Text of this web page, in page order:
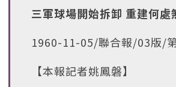
三軍球場開始拆卸 重建何處
1960-11-05/聯合報/03版/
【本報記者姚鳳磐】